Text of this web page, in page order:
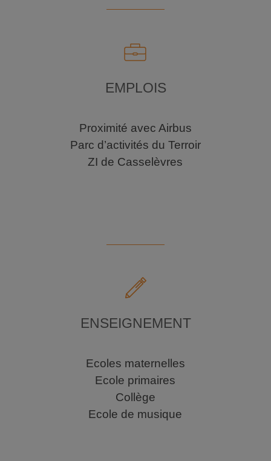
EMPLOIS
Proximité avec Airbus
Parc d’activités du Terroir
ZI de Casselèvres
ENSEIGNEMENT
Ecoles maternelles
Ecole primaires
Collège
Ecole de musique